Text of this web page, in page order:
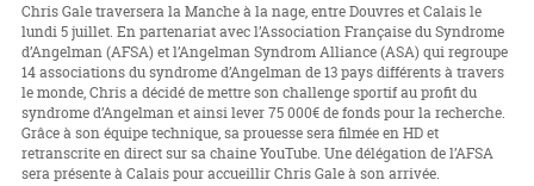
Chris Gale traversera la Manche à la nage, entre Douvres et Calais le
lundi 5 juillet. En partenariat avec l’Association Française du Syndrome
d’Angelman (AFSA) et l’Angelman Syndrom Alliance (ASA) qui regroupe
14 associations du syndrome d’Angelman de 13 pays différents à travers
le monde, Chris a décidé de mettre son challenge sportif au profit du
syndrome d’Angelman et ainsi lever 75 000€ de fonds pour la recherche.
Grâce à son équipe technique, sa prouesse sera filmée en HD et
retranscrite en direct sur sa chaine YouTube. Une délégation de l’AFSA
sera présente à Calais pour accueillir Chris Gale à son arrivée.